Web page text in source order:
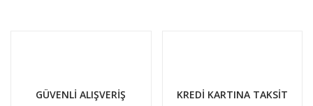
GÜVENLİ ALIŞVERİŞ KREDİ KARTINA TAKSİT